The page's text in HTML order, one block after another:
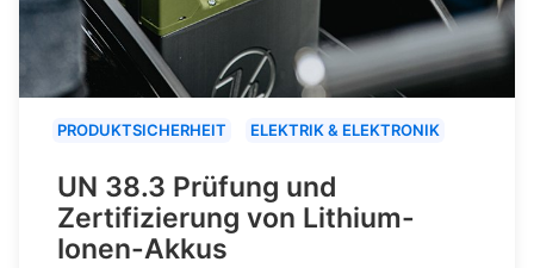
PRODUKTSICHERHEIT ELEKTRIK & ELEKTRONIK
UN 38.3 Prüfung und
Zertifizierung von Lithium-
Ionen-Akkus